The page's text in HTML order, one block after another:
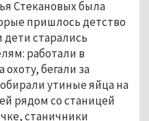
Стекановых была
пришлось детство
старались
работали в
бегали за
утиные яйца на
рядом со станицей
станичники